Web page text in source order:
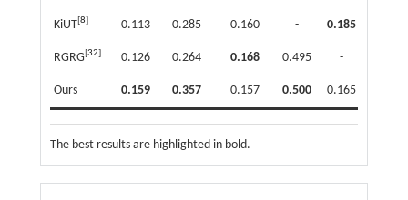
KiUT[8] 0.113 0.285 0.160 - 0.185
RGRG[32] 0.126 0.264 0.168 0.495 -
Ours 0.159 0.357 0.157 0.500 0.165
The best results are highlighted in bold.